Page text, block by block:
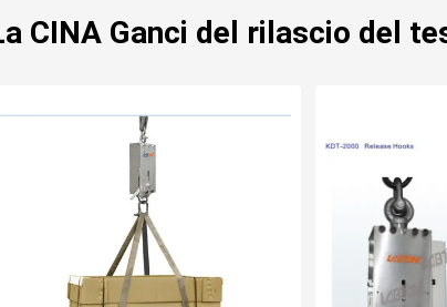
CINA Ganci del rilascio del